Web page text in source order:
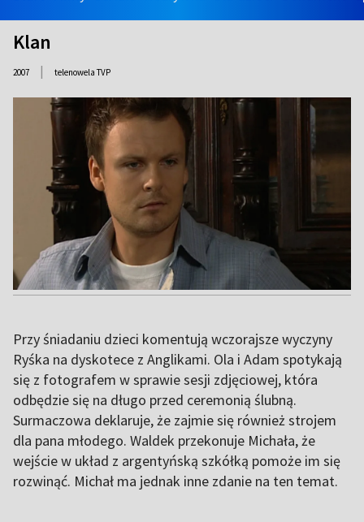
Klan
2007 | telenowela TVP
Przy śniadaniu dzieci komentują wczorajsze wyczyny
Ryśka na dyskotece z Anglikami. Ola i Adam spotykają
się z fotografem w sprawie sesji zdjęciowej, która
odbędzie się na długo przed ceremonią ślubną.
Surmaczowa deklaruje, że zajmie się również strojem
dla pana młodego. Waldek przekonuje Michała, że
wejście w układ z argentyńską szkółką pomoże im się
rozwinąć. Michał ma jednak inne zdanie na ten temat.